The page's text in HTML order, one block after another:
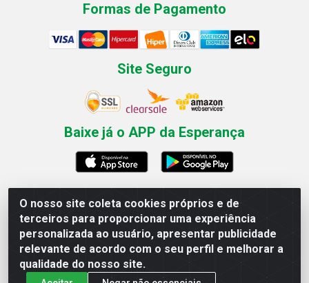
O nosso site coleta cookies próprios e de
terceiros para proporcionar uma experiência
personalizada ao usuário, apresentar publicidade
relevante de acordo com o seu perfil e melhorar a
qualidade do nosso site.
Formas de Pagamento
Site Seguro
Baixe já o APP da Esperança
Esperança Nordeste - Rua Professor Caldas Filho, 291 -
Estância - Recife / PE CEP: 50771-335 - CNPJ
03.666.136/0001-23